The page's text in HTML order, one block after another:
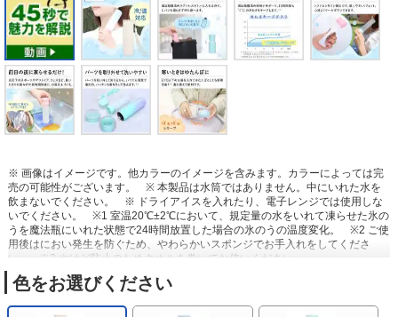
※ 画像はイメージです。他カラーのイメージを含みます。カラーによっては完
売の可能性がございます。
※ 本製品は水筒ではありません。中にいれた水を
飲まないでください。
※ ドライアイスを入れたり、電子レンジでは使用しな
いでください。
※1 室温20℃±2℃において、規定量の水をいれて凍らせた氷の
うを魔法瓶にいれた状態で24時間放置した場合の氷のうの温度変化。
※2 ご使
用後はにおい発生を防ぐため、やわらかいスポンジでお手入れをしてくださ
い。
※3 やけど防止のためタオルを巻いてお使いください。
色をお選びください